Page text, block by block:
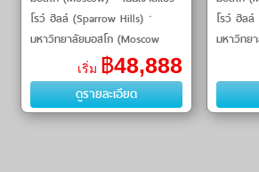
โรว์ ฮิลล์ (Sparrow Hills)ㆍ
มหาวิทยาลัยมอสโก (Moscow
State University)ㆍมหาวิหาร
เซนต์ซาเวียร์ (Saint Saviour
Cathedral)ㆍเซนต์ปี
เริ่ม ฿48,888
ดูรายละเอียด
โรว์ ฮิลล์
มหาวิทย
State
เซนต์ซา
the